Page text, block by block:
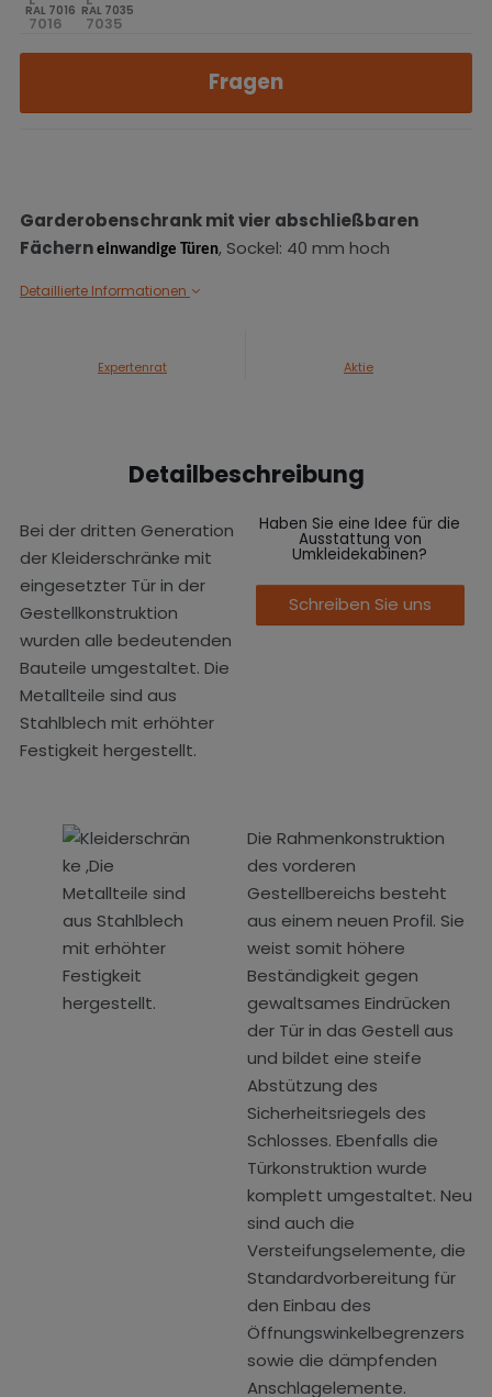
RAL 7016 RAL 7035
Fragen
Garderobenschrank mitvier abschließbaren
Fächern einwandige Türen, Sockel: 40 mm hoch
Detaillierte Informationen
Expertenrat Aktie
Detailbeschreibung
Bei der dritten Generation
der Kleiderschränke mit
eingesetzter Tür in der
Gestellkonstruktion
wurden alle bedeutenden
Bauteile umgestaltet. Die
Metallteile sind aus
Stahlblech mit erhöhter
Festigkeit hergestellt.
Haben Sie eine Idee für die
Ausstattung von
Umkleidekabinen?
Schreiben Sie uns
Die Rahmenkonstruktion
des vorderen
Gestellbereichs besteht
aus einem neuen Profil. Sie
weist somit höhere
Beständigkeit gegen
gewaltsames Eindrücken
der Tür in das Gestell aus
und bildet eine steife
Abstützung des
Sicherheitsriegels des
Schlosses. Ebenfalls die
Türkonstruktion wurde
komplett umgestaltet. Neu
sind auch die
Versteifungselemente, die
Standardvorbereitung für
den Einbau des
Öffnungswinkelbegrenzers
sowie die dämpfenden
Anschlagelemente.